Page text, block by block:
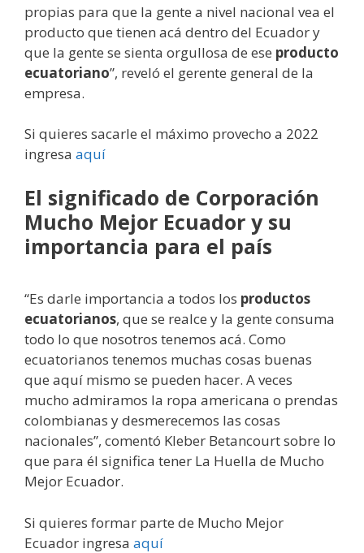
propias para que la gente a nivel nacional vea el
producto que tienen acá dentro del Ecuador y
que la gente se sienta orgullosa de ese producto
ecuatoriano”, reveló el gerente general de la
empresa.
Si quieres sacarle el máximo provecho a 2022
ingresa aquí
El significado de Corporación
Mucho Mejor Ecuador y su
importancia para el país
“Es darle importancia a todos los productos
ecuatorianos, que se realce y la gente consuma
todo lo que nosotros tenemos acá. Como
ecuatorianos tenemos muchas cosas buenas
que aquí mismo se pueden hacer. A veces
mucho admiramos la ropa americana o prendas
colombianas y desmerecemos las cosas
nacionales”, comentó Kleber Betancourt sobre lo
que para él significa tener La Huella de Mucho
Mejor Ecuador.
Si quieres formar parte de Mucho Mejor
Ecuador ingresa aquí